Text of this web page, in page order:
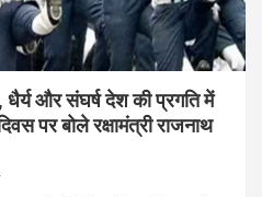
धैर्य और संघर्ष देश की प्रगति में
पर बोले रक्षामंत्री राजनाथ